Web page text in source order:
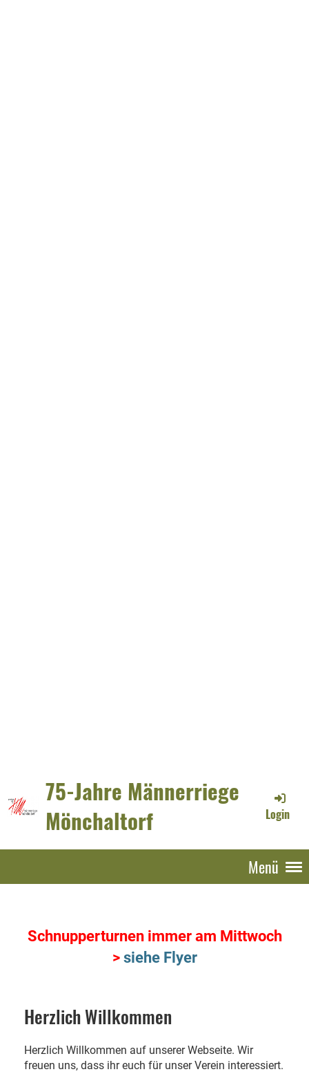
75-Jahre Männerriege
Mönchaltorf
Login
Menü
Schnupperturnen immer am Mittwoch
>siehe Flyer
Herzlich Willkommen
Herzlich Willkommen auf unserer Webseite. Wir
freuen uns, dass ihr euch für unser Verein interessiert.